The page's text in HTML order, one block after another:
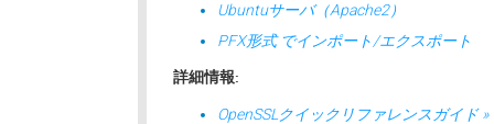
Ubuntuサーバ（Apache2）
PFX形式 でインポート/エクスポート
詳細情報:
OpenSSLクイックリファレンスガイド »